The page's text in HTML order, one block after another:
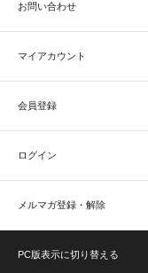
お問い合わせ
マイアカウント
会員登録
ログイン
メルマガ登録・解除
PC版表示に切り替える